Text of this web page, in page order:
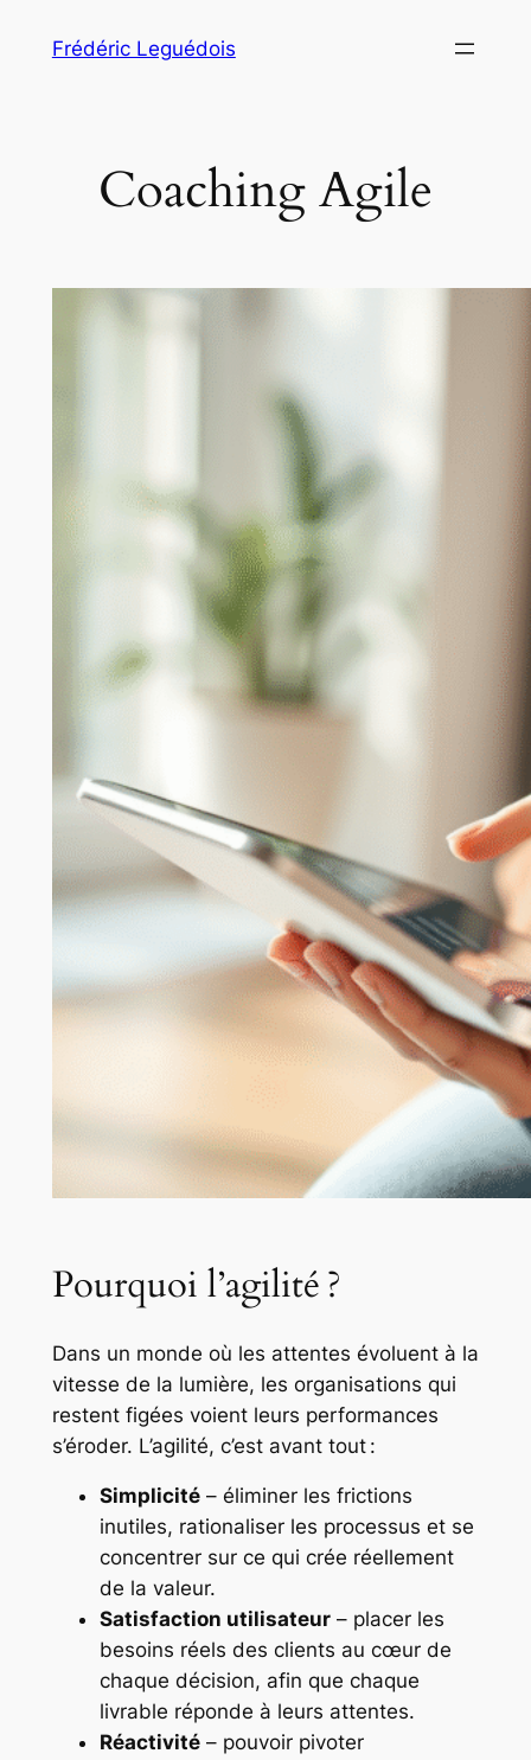
Frédéric Leguédois
Coaching Agile
Pourquoi l’agilité ?
Dans un monde où les attentes évoluent à la
vitesse de la lumière, les organisations qui
restent figées voient leurs performances
s’éroder. L’agilité, c’est avant tout :
Simplicité– éliminer les frictions
inutiles, rationaliser les processus et se
concentrer sur ce qui crée réellement
de la valeur.
Satisfaction utilisateur– placer les
besoins réels des clients au cœur de
chaque décision, afin que chaque
livrable réponde à leurs attentes.
Réactivité– pouvoir pivoter